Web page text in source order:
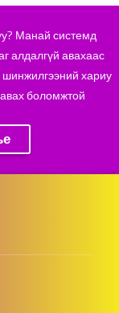
Манай системд
алдалгүй авахаас
шинжилгээний хариу
боломжтой